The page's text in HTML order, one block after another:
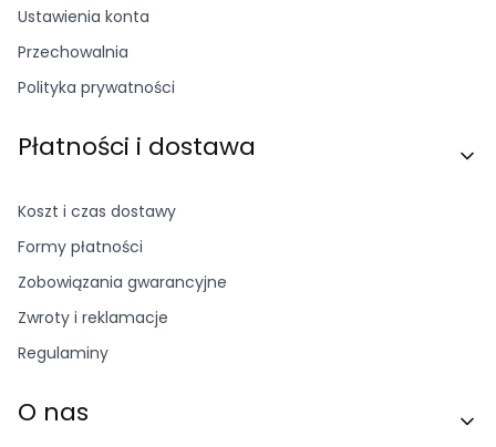
Ustawienia konta
Przechowalnia
Polityka prywatności
Płatności i dostawa
Koszt i czas dostawy
Formy płatności
Zobowiązania gwarancyjne
Zwroty i reklamacje
Regulaminy
O nas